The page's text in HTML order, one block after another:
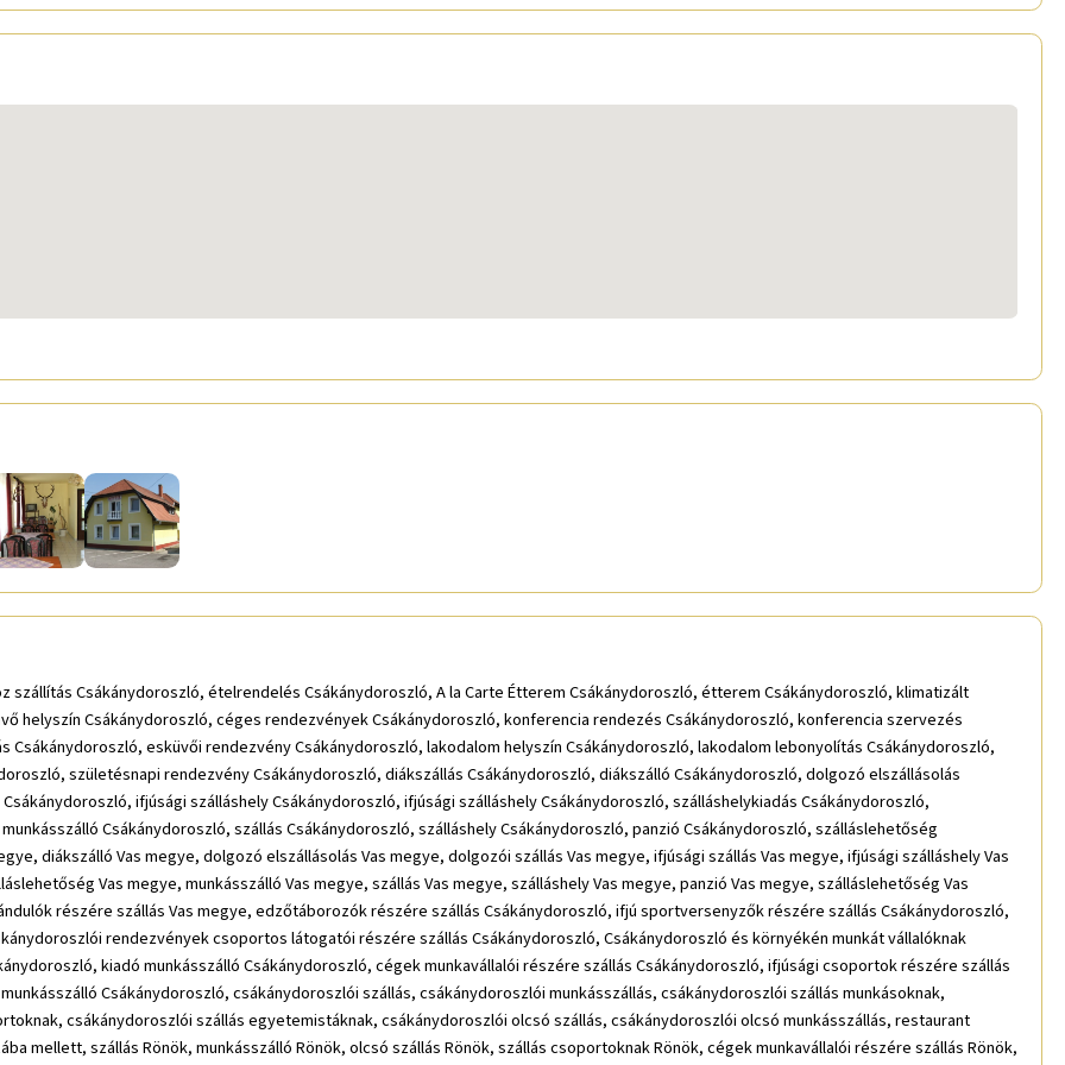
szállítás Csákánydoroszló, ételrendelés Csákánydoroszló, A la Carte Étterem Csákánydoroszló, étterem Csákánydoroszló, klimatizált
helyszín Csákánydoroszló, céges rendezvények Csákánydoroszló, konferencia rendezés Csákánydoroszló, konferencia szervezés
esküvői rendezvény Csákánydoroszló, lakodalom helyszín Csákánydoroszló, lakodalom lebonyolítás Csákánydoroszló,
születésnapi rendezvény Csákánydoroszló, diákszállás Csákánydoroszló, diákszálló Csákánydoroszló, dolgozó elszállásolás
ifjúsági szálláshely Csákánydoroszló, ifjúsági szálláshely Csákánydoroszló, szálláshelykiadás Csákánydoroszló,
Csákánydoroszló, szállás Csákánydoroszló, szálláshely Csákánydoroszló, panzió Csákánydoroszló, szálláslehetőség
diákszálló Vas megye, dolgozó elszállásolás Vas megye, dolgozói szállás Vas megye, ifjúsági szállás Vas megye, ifjúsági szálláshely Vas
Vas megye, munkásszálló Vas megye, szállás Vas megye, szálláshely Vas megye, panzió Vas megye, szálláslehetőség Vas
részére szállás Vas megye, edzőtáborozók részére szállás Csákánydoroszló, ifjú sportversenyzők részére szállás Csákánydoroszló,
rendezvények csoportos látogatói részére szállás Csákánydoroszló, Csákánydoroszló és környékén munkát vállalóknak
kiadó munkásszálló Csákánydoroszló, cégek munkavállalói részére szállás Csákánydoroszló, ifjúsági csoportok részére szállás
Csákánydoroszló, csákánydoroszlói szállás, csákánydoroszlói munkásszállás, csákánydoroszlói szállás munkásoknak,
csákánydoroszlói szállás egyetemistáknak, csákánydoroszlói olcsó szállás, csákánydoroszlói olcsó munkásszállás, restaurant
mellett, szállás Rönök, munkásszálló Rönök, olcsó szállás Rönök, szállás csoportoknak Rönök, cégek munkavállalói részére szállás Rönök,